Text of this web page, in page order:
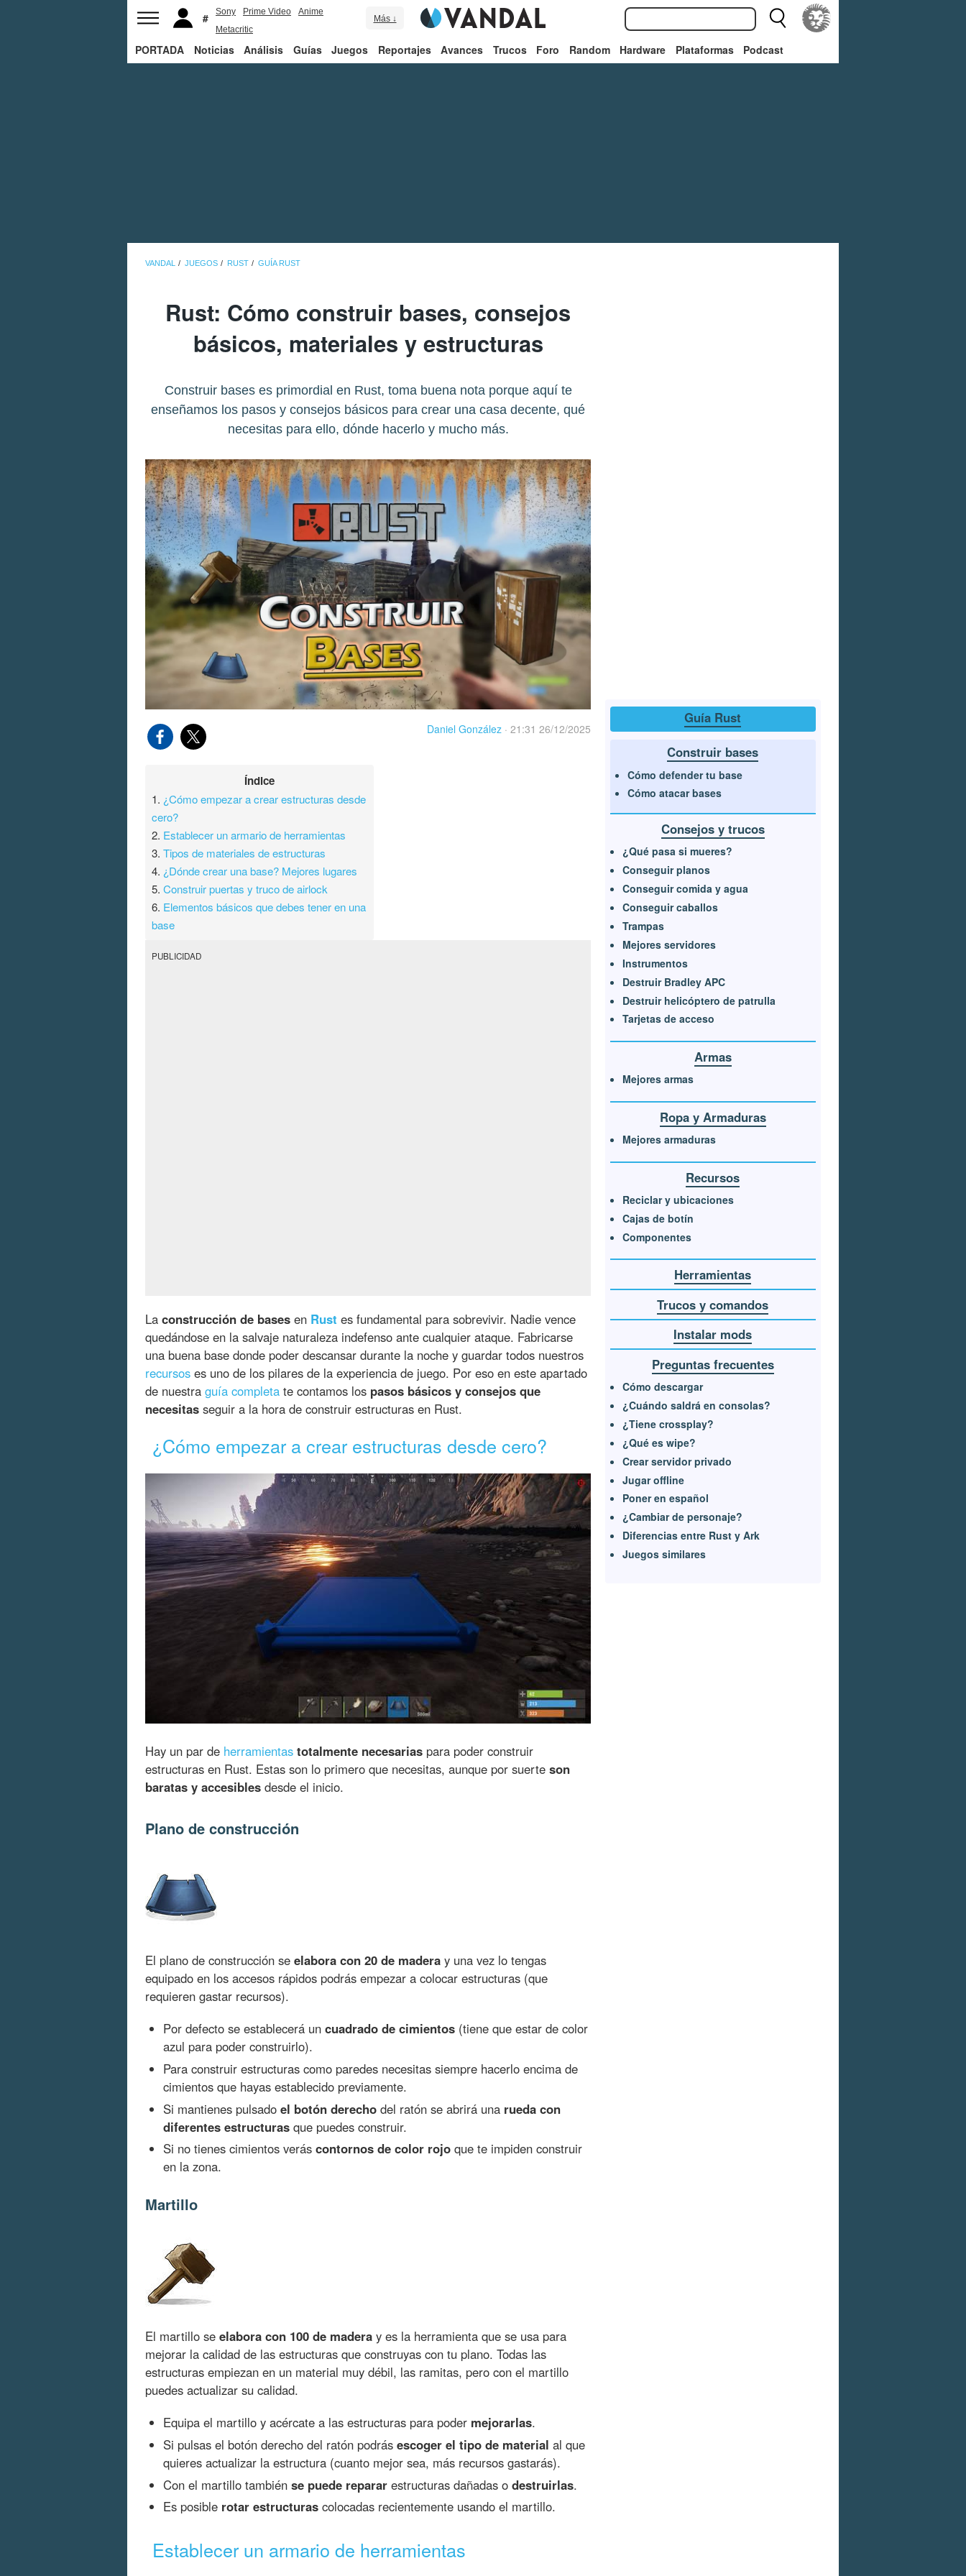
Sony Prime Video
Anime
Metacritic
Más ↓
PORTADA Noticias Análisis Guías Juegos Reportajes Avances Trucos Foro Random Hardware Plataformas Podcast
VANDAL JUEGOS RUST GUÍA RUST
Rust: Cómo construir bases, consejos
básicos, materiales y estructuras
Construir bases es primordial en Rust, toma buena nota porque aquí te
enseñamos los pasos y consejos básicos para crear una casa decente, qué
necesitas para ello, dónde hacerlo y mucho más.
Daniel González · 21:31 26/12/2025
Índice
1. ¿Cómo empezar a crear estructuras desde
cero?
2. Establecer un armario de herramientas
3.Tipos de materiales de estructuras
4. ¿Dónde crear una base? Mejores lugares
5.Construir puertas y truco de airlock
6. Elementos básicos que debes tener en una
base
PUBLICIDAD
La construcción de bases en Rust es fundamental para sobrevivir. Nadie vence
quedándose en la salvaje naturaleza indefenso ante cualquier ataque. Fabricarse
una buena base donde poder descansar durante la noche y guardar todos nuestros
recursos es uno de los pilares de la experiencia de juego. Por eso en este apartado
de nuestra guía completa te contamos los pasos básicos y consejos que
necesitas seguir a la hora de construir estructuras en Rust.
¿Cómo empezar a crear estructuras desde cero?
Hay un par de herramientas totalmente necesarias para poder construir
estructuras en Rust. Estas son lo primero que necesitas, aunque por suerte son
baratas y accesibles desde el inicio.
Plano de construcción
El plano de construcción se elabora con 20 de madera y una vez lo tengas
equipado en los accesos rápidos podrás empezar a colocar estructuras (que
requieren gastar recursos).
Por defecto se establecerá un cuadrado de cimientos (tiene que estar de color
azul para poder construirlo).
Para construir estructuras como paredes necesitas siempre hacerlo encima de
cimientos que hayas establecido previamente.
Si mantienes pulsado el botón derecho del ratón se abrirá una rueda con
diferentes estructuras que puedes construir.
Si no tienes cimientos verás contornos de color rojo que te impiden construir
en la zona.
Martillo
El martillo se elabora con 100 de madera y es la herramienta que se usa para
mejorar la calidad de las estructuras que construyas con tu plano. Todas las
estructuras empiezan en un material muy débil, las ramitas, pero con el martillo
puedes actualizar su calidad.
Equipa el martillo y acércate a las estructuras para poder mejorarlas.
Si pulsas el botón derecho del ratón podrás escoger el tipo de material al que
quieres actualizar la estructura (cuanto mejor sea, más recursos gastarás).
Con el martillo también se puede reparar estructuras dañadas o destruirlas.
Es posible rotar estructuras colocadas recientemente usando el martillo.
Establecer un armario de herramientas
Guía Rust
Construir bases
Cómo defender tu base
Cómo atacar bases
Consejos y trucos
¿Qué pasa si mueres?
Conseguir planos
Conseguir comida y agua
Conseguir caballos
Trampas
Mejores servidores
Instrumentos
Destruir Bradley APC
Destruir helicóptero de patrulla
Tarjetas de acceso
Armas
Mejores armas
Ropa y Armaduras
Mejores armaduras
Recursos
Reciclar y ubicaciones
Cajas de botín
Componentes
Herramientas
Trucos y comandos
Instalar mods
Preguntas frecuentes
Cómo descargar
¿Cuándo saldrá en consolas?
¿Tiene crossplay?
¿Qué es wipe?
Crear servidor privado
Jugar offline
Poner en español
¿Cambiar de personaje?
Diferencias entre Rust y Ark
Juegos similares